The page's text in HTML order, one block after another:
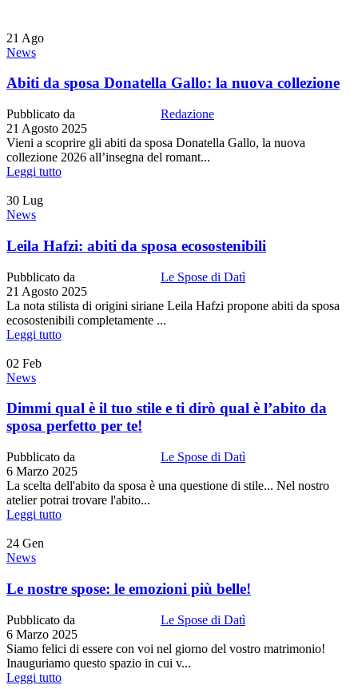
21 Ago
News
Abiti da sposa Donatella Gallo: la nuova collezione
Pubblicato da
Redazione
21 Agosto 2025
Vieni a scoprire gli abiti da sposa Donatella Gallo, la nuova
collezione 2026 all’insegna del romant...
Leggi tutto
30 Lug
News
Leila Hafzi: abiti da sposa ecosostenibili
Pubblicato da
Le Spose di Datì
21 Agosto 2025
La nota stilista di origini siriane Leila Hafzi propone abiti da sposa
ecosostenibili completamente ...
Leggi tutto
02 Feb
News
Dimmi qual è il tuo stile e ti dirò qual è l’abito da
sposa perfetto per te!
Pubblicato da
Le Spose di Datì
6 Marzo 2025
La scelta dell'abito da sposa è una questione di stile... Nel nostro
atelier potrai trovare l'abito...
Leggi tutto
24 Gen
News
Le nostre spose: le emozioni più belle!
Pubblicato da
Le Spose di Datì
6 Marzo 2025
Siamo felici di essere con voi nel giorno del vostro matrimonio!
Inauguriamo questo spazio in cui v...
Leggi tutto